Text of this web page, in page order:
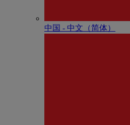
中国 - 中⽂（简体）